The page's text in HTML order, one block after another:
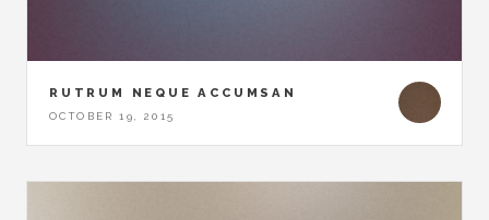
RUTRUM NEQUE ACCUMSAN
OCTOBER 19, 2015